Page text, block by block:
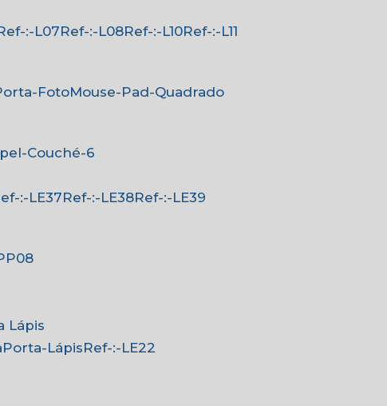
Ref-:-L07 Ref-:-L08 Ref-:-L10
Ref-:-L11
Foto
Mouse-Pad-Quadrado
Couché-6
Ref-:-LE37 Ref-:-LE38
Ref-:-LE39
Lápis
Porta-Lápis
Ref-:-LE22